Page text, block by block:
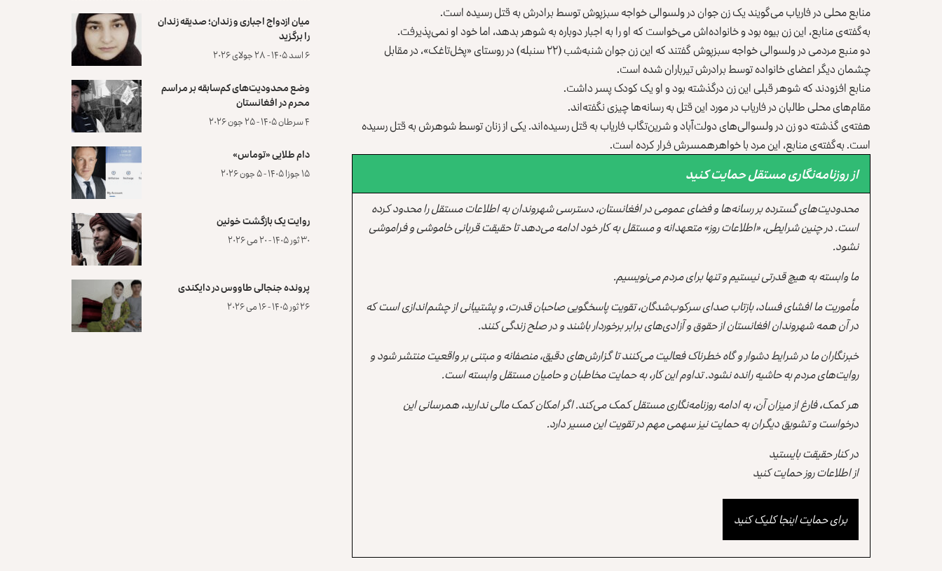
منابع محلی در فاریاب می‌گویند یک زن جوان در ولسوالی ‏خواجه‌ سبزپوش توسط برادرش به قتل رسیده است.‏
به‌گفته‌ی منابع، این زن بیوه بود و خانواده‌اش می‌خواست که ‏او را به اجبار دوباره به شوهر بدهد، اما خود او ‏نمی‌پذیرفت.‏
دو منبع مردمی در ولسوالی خواجه سبزپوش گفتند که این ‏زن جوان شنبه‌شب (۲۲ سنبله) در روستای «پخل‌تاغک»، ‏در مقابل
چشمان دیگر اعضای خانواده توسط برادرش ‏تیرباران شده است.‏
منابع افزودند که شوهر قبلی‌ این زن درگذشته بود و او ‏یک کودک پسر داشت.‏
مقام‌های محلی طالبان در فاریاب در مورد این قتل به رسانه‌ها ‏چیزی نگفته‌اند.‏
هفته‌ی گذشته دو زن در ولسوالی‌های دولت‌آباد و شرین‌تگاب ‏فاریاب به قتل رسیده‌اند. یکی از زنان توسط شوهرش به قتل ‏رسیده
است. به‌گفته‌ی منابع، این مرد با خواهرهمسرش ‏فرار کرده است.‏
از روزنامه‌نگاری مستقل حمایت کنید
محدودیت‌های گسترده بر رسانه‌ها و فضای عمومی در افغانستان، دسترسی شهروندان به اطلاعات مستقل را محدود کرده
است. در چنین شرایطی، «اطلاعات روز» متعهدانه و مستقل به کار خود ادامه می‌دهد تا حقیقت قربانی خاموشی و فراموشی
نشود.
ما وابسته به هیچ قدرتی نیستیم و تنها برای مردم می‌نویسیم.
مأموریت ما افشای فساد، بازتاب صدای سرکوب‌شدگان، تقویت پاسخگویی صاحبان قدرت، و پشتیبانی از چشم‌اندازی است که
در آن همه شهروندان افغانستان از حقوق و آزادی‌های برابر برخوردار باشند و در صلح زندگی کنند.
خبرنگاران ما در شرایط دشوار و گاه خطرناک فعالیت می‌کنند تا گزارش‌های دقیق، منصفانه و مبتنی بر واقعیت منتشر شود و
روایت‌های مردم به حاشیه رانده نشود. تداوم این کار، به حمایت مخاطبان و حامیان مستقل وابسته است.
هر کمک، فارغ از میزان آن، به ادامه روزنامه‌نگاری مستقل کمک می‌کند. اگر امکان کمک مالی ندارید، همرسانی این
درخواست و تشویق دیگران به حمایت نیز سهمی مهم در تقویت این مسیر دارد.
در کنار حقیقت بایستید
از اطلاعات روز حمایت کنید
برای حمایت اینجا کلیک کنید
میان ازدواج اجباری و زندان؛ صدیقه زندان
را برگزید
۶ اسد ۱۴۰۵ - ۲۸ جولای ۲۰۲۶
وضع محدودیت‌های کم‌سابقه بر مراسم
محرم در افغانستان
۴ سرطان ۱۴۰۵ - ۲۵ جون ۲۰۲۶
دام طلایی «توماس»
۱۵ جوزا ۱۴۰۵ - ۵ جون ۲۰۲۶
روایت یک بازگشت خونین
۳۰ ثور ۱۴۰۵ - ۲۰ می ۲۰۲۶
پرونده‌ جنجالی طاووس در دایکندی
۲۶ ثور ۱۴۰۵ - ۱۶ می ۲۰۲۶